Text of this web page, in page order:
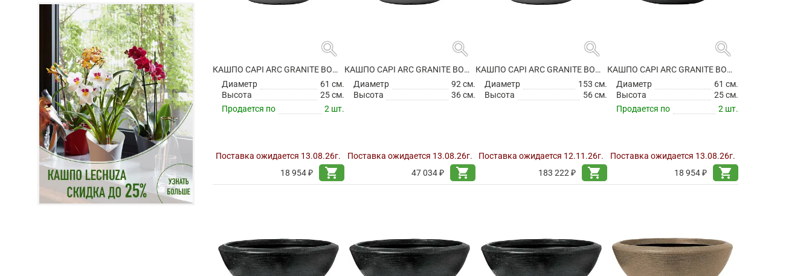
search
КАШПО CAPI ARC GRANITE BOWL LOW ANTHRACITE
Диаметр
61 см.
Высота
25 см.
Продается по
2 шт.
Поставка ожидается 13.08.26г.
18 954 ₽
shopping_cart
search
КАШПО CAPI ARC GRANITE BOWL LOW ANTHRACITE
Диаметр
92 см.
Высота
36 см.
Поставка ожидается 13.08.26г.
47 034 ₽
shopping_cart
search
КАШПО CAPI ARC GRANITE BOWL LOW ANTHRACITE
Диаметр
153 см.
Высота
56 см.
Поставка ожидается 12.11.26г.
183 222 ₽
shopping_cart
search
КАШПО CAPI ARC GRANITE BOWL LOW BLACK
Диаметр
61 см.
Высота
25 см.
Продается по
2 шт.
Поставка ожидается 13.08.26г.
18 954 ₽
shopping_cart